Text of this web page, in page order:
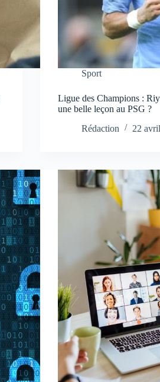
Sport
Ligue des Champions :
une belle leçon au PSG ?
Rédaction
22